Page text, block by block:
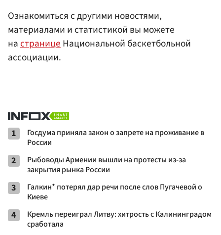
Ознакомиться с другими новостями,
материалами и статистикой вы можете
настраницеНациональной баскетбольной
ассоциации.
1
Госдума приняла закон о запрете на проживание в
России
2
Рыбоводы Армении вышли на протесты из-за
закрытия рынка России
3
Галкин* потерял дар речи после слов Пугачевой о
Киеве
4
Кремль переиграл Литву: хитрость с Калининградом
сработала